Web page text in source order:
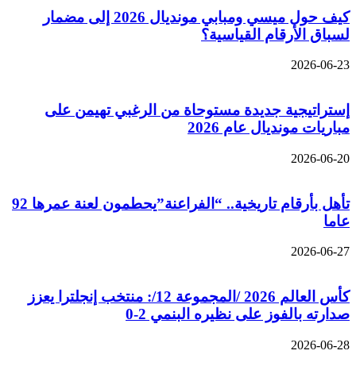
كيف حول ميسي ومبابي مونديال 2026 إلى مضمار
لسباق الأرقام القياسية؟
2026-06-23
إستراتيجية جديدة مستوحاة من الرغبي تهيمن على
مباريات مونديال عام 2026
2026-06-20
تأهل بأرقام تاريخية.. “الفراعنة”يحطمون لعنة عمرها 92
عاما
2026-06-27
كأس العالم 2026 /المجموعة 12/: منتخب إنجلترا يعزز
صدارته بالفوز على نظيره البنمي 2-0
2026-06-28